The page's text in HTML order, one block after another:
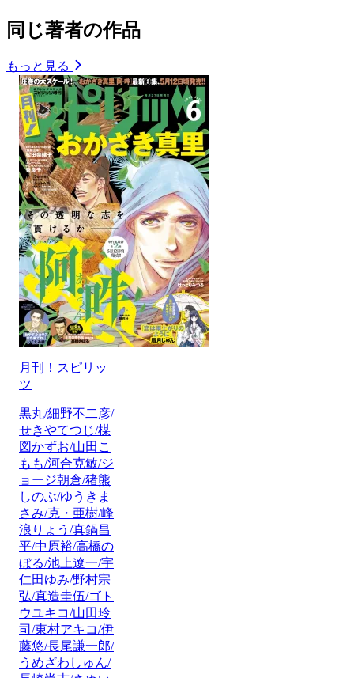
同じ著者の作品
もっと見る
月刊！スピリッ
ツ
黒丸/細野不二彦/
せきやてつじ/楳
図かずお/山田こ
もも/河合克敏/ジ
ョージ朝倉/猪熊
しのぶ/ゆうきま
さみ/克・亜樹/峰
浪りょう/真鍋昌
平/中原裕/高橋の
ぼる/池上遼一/宇
仁田ゆみ/野村宗
弘/真造圭伍/ゴト
ウユキコ/山田玲
司/東村アキコ/伊
藤悠/長尾謙一郎/
うめざわしゅん/